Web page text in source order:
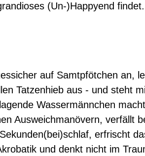
(Un-)Happyend findet.
auf Samtpfötchen an,
Tatzenhieb aus - und steht
Wassermännchen
Ausweichmanövern, verfällt
erfrischt
und denkt nicht im